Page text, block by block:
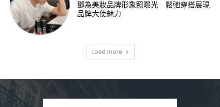
鄧為美妝品牌形象照曝光 鬆弛穿搭展現
品牌大使魅力
Load more